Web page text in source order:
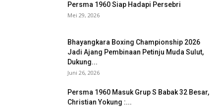
Persma 1960 Siap Hadapi Persebri
Mei 29, 2026
Bhayangkara Boxing Championship 2026
Jadi Ajang Pembinaan Petinju Muda Sulut,
Dukung...
Juni 26, 2026
Persma 1960 Masuk Grup S Babak 32 Besar,
Christian Yokung :...